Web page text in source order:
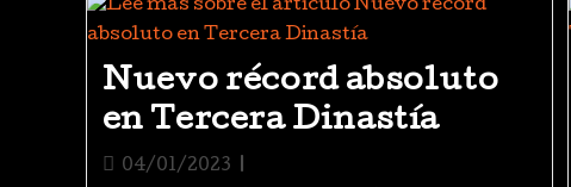
Nuevo récord absoluto
en Tercera Dinastía
04/01/2023